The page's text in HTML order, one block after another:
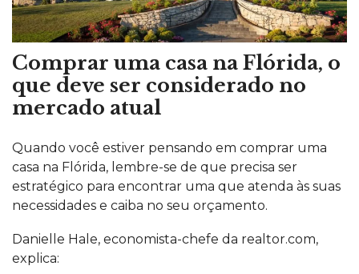
Comprar uma casa na Flórida, o
que deve ser considerado no
mercado atual
Quando você estiver pensando em comprar uma
casa na Flórida, lembre-se de que precisa ser
estratégico para encontrar uma que atenda às suas
necessidades e caiba no seu orçamento.
Danielle Hale, economista-chefe da realtor.com,
explica: